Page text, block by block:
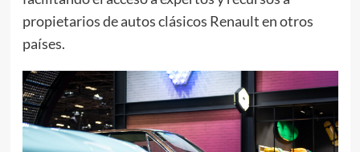
propietarios de autos clásicos Renault en otros
países.